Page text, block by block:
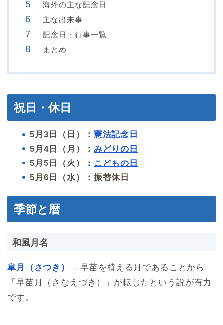
海外の主な記念日
主な出来事
記念日・行事一覧
まとめ
祝日・休日
5月3日（日）： 憲法記念日
5月4日（月）： みどりの日
5月5日（火）： こどもの日
5月6日（水）：振替休日
季節と暦
和風月名
皐月（さつき）
– 早苗を植える月であることから
「早苗月（さなえづき）」が転じたという説が有力
です。